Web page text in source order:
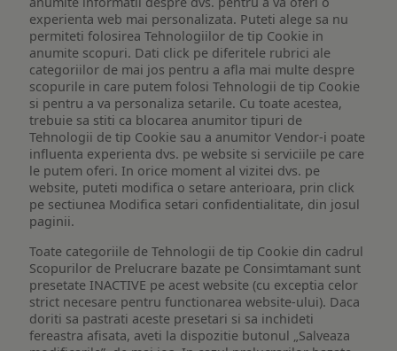
experienta web mai personalizata. Puteti alege sa nu
permiteti folosirea Tehnologiilor de tip Cookie in
anumite scopuri. Dati click pe diferitele rubrici ale
categoriilor de mai jos pentru a afla mai multe despre
scopurile in care putem folosi Tehnologii de tip Cookie
si pentru a va personaliza setarile. Cu toate acestea,
trebuie sa stiti ca blocarea anumitor tipuri de
Tehnologii de tip Cookie sau a anumitor Vendor-i poate
influenta experienta dvs. pe website si serviciile pe care
le putem oferi. In orice moment al vizitei dvs. pe
website, puteti modifica o setare anterioara, prin click
pe sectiunea Modifica setari confidentialitate, din josul
paginii.
Toate categoriile de Tehnologii de tip Cookie din cadrul
Scopurilor de Prelucrare bazate pe Consimtamant sunt
presetate INACTIVE pe acest website (cu exceptia celor
strict necesare pentru functionarea website-ului). Daca
doriti sa pastrati aceste presetari si sa inchideti
fereastra afisata, aveti la dispozitie butonul „Salveaza